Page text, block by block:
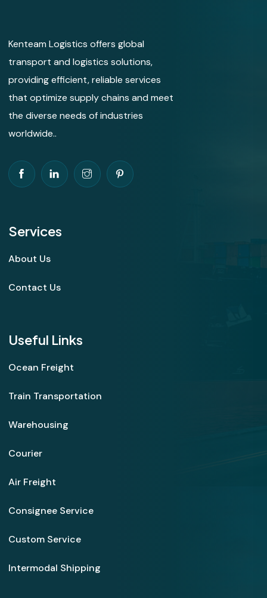
Kenteam Logistics offers global
transport and logistics solutions,
providing efficient, reliable services
that optimize supply chains and meet
the diverse needs of industries
worldwide..
Services
About Us
Contact Us
Useful Links
Ocean Freight
Train Transportation
Warehousing
Courier
Air Freight
Consignee Service
Custom Service
Intermodal Shipping